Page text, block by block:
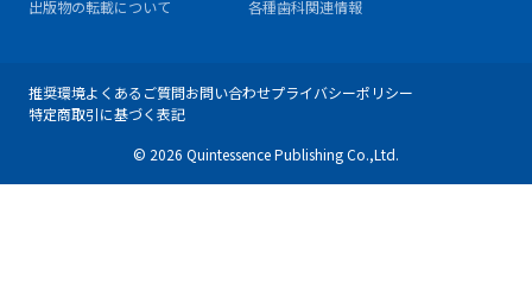
出版物の転載について
各種歯科関連情報
推奨環境よくあるご質問お問い合わせプライバシーポリシー
特定商取引に基づく表記
© 2026 Quintessence Publishing Co.,Ltd.